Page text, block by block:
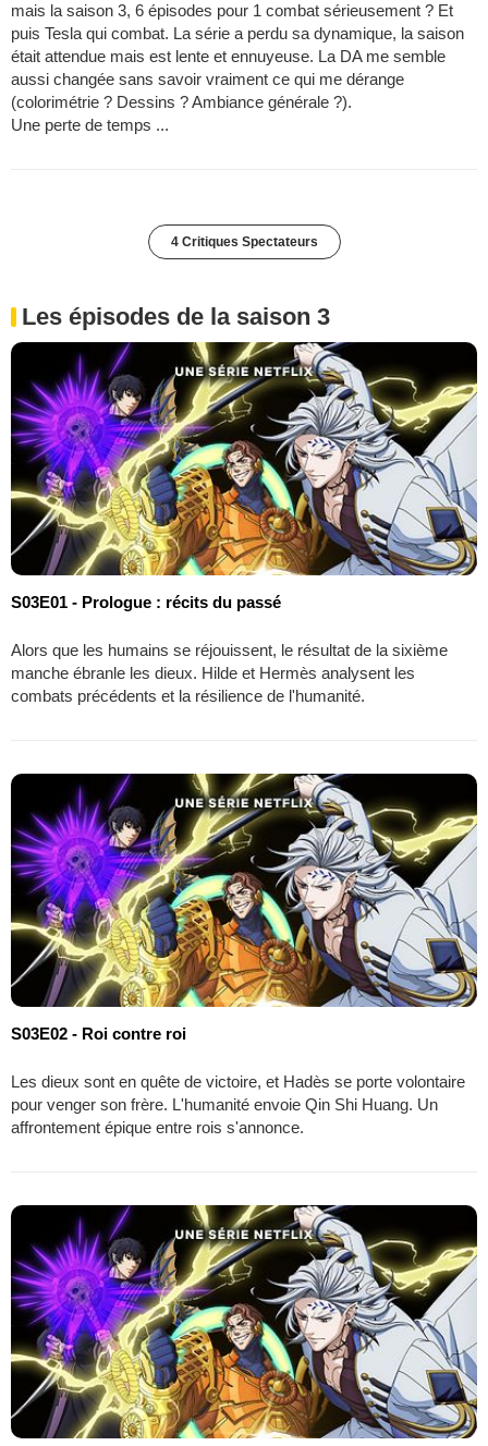
mais la saison 3, 6 épisodes pour 1 combat sérieusement ? Et
puis Tesla qui combat. La série a perdu sa dynamique, la saison
était attendue mais est lente et ennuyeuse. La DA me semble
aussi changée sans savoir vraiment ce qui me dérange
(colorimétrie ? Dessins ? Ambiance générale ?).
Une perte de temps ...
4 Critiques Spectateurs
Les épisodes de la saison 3
S03E01 - Prologue : récits du passé
Alors que les humains se réjouissent, le résultat de la sixième
manche ébranle les dieux. Hilde et Hermès analysent les
combats précédents et la résilience de l'humanité.
S03E02 - Roi contre roi
Les dieux sont en quête de victoire, et Hadès se porte volontaire
pour venger son frère. L'humanité envoie Qin Shi Huang. Un
affrontement épique entre rois s'annonce.